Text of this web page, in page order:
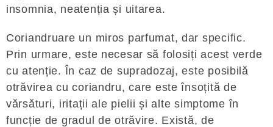
insomnia, neatenția și uitarea.
Coriandruare un miros parfumat, dar specific.
Prin urmare, este necesar să folosiți acest verde
cu atenție. În caz de supradozaj, este posibilă
otrăvirea cu coriandru, care este însoțită de
vărsături, iritații ale pielii și alte simptome în
funcție de gradul de otrăvire. Există, de